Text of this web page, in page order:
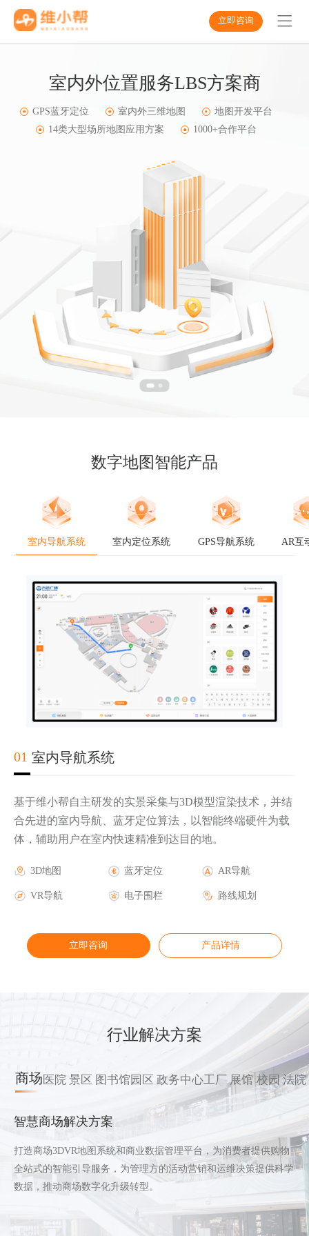
立即咨询
室内外位置服务LBS方案商
GPS蓝牙定位 室内外三维地图
地图开发平台
14类大型场所地图应用方案
1000+合作平台
数字地图智能产品
室内导航系统 室内定位系统 GPS导航系统 AR互
01 室内导航系统
基于维小帮自主研发的实景采集与3D模型渲染技术，并结
合先进的室内导航、蓝牙定位算法，以智能终端硬件为载
体，辅助用户在室内快速精准到达目的地。
3D地图 蓝牙定位 AR导航
VR导航 电子围栏 路线规划
立即咨询 产品详情
02
实时轨迹显示 电子围栏报警 人流热力图
历史轨迹查询 安防摄像头联动 报警管理
立即咨询 产品详情
03
第三方地图底图 三维楼宇地图
GPS蓝牙定位 室外AR导航
立即咨询 产品详情
04
AR导航 AR游戏 AR活动
AR广告 AR品牌
立即咨询 产品详情
行业解决方案
商场医院 景区 图书馆园区 政务中心工厂 展馆 校园 法院
智慧商场解决方案
打造商场3DVR地图系统和商业数据管理平台，为消费者提供购物
全站式的智能引导服务，为管理方的活动营销和运维决策提供科学
数据，推动商场数字化升级转型。